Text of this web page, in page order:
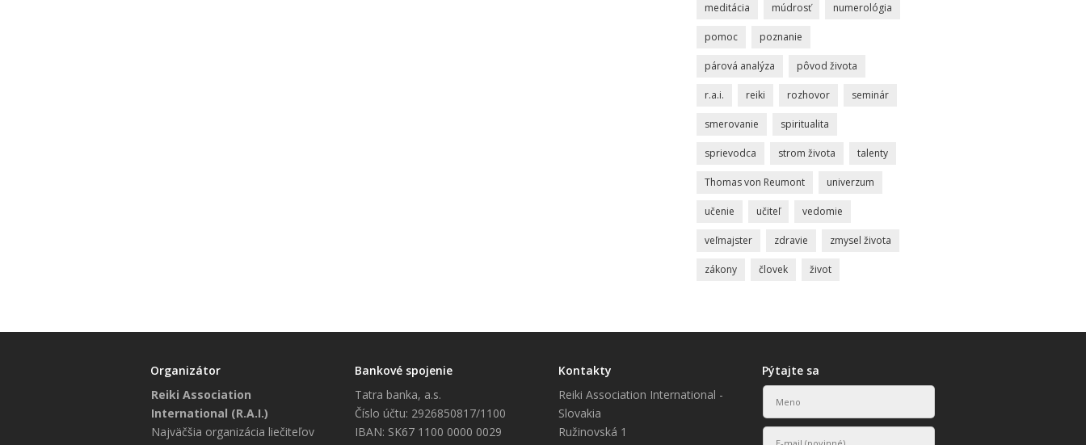
meditácia múdrosť numerológia
pomoc poznanie
párová analýza pôvod života
r.a.i. reiki rozhovor seminár
smerovanie spiritualita
sprievodca strom života talenty
Thomas von Reumont univerzum
učenie učiteľ vedomie
veľmajster zdravie zmysel života
zákony človek život
Organizátor
Reiki Association
International (R.A.I.)
Najväčšia organizácia liečiteľov
Bankové spojenie
Tatra banka, a.s.
Číslo účtu: 2926850817/1100
IBAN: SK67 1100 0000 0029
Kontakty
Reiki Association International -
Slovakia
Ružinovská 1
Pýtajte sa